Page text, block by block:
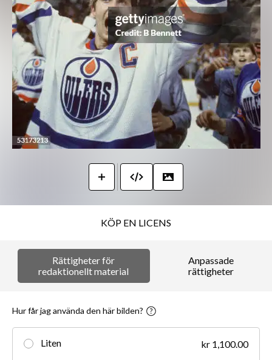
KÖP EN LICENS
Rättigheter för
redaktionellt material
Anpassade
rättigheter
Hur får jag använda den här bilden?
Liten kr 1,100.00